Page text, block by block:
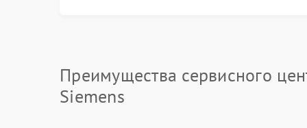
Преимущества сервисного
Siemens